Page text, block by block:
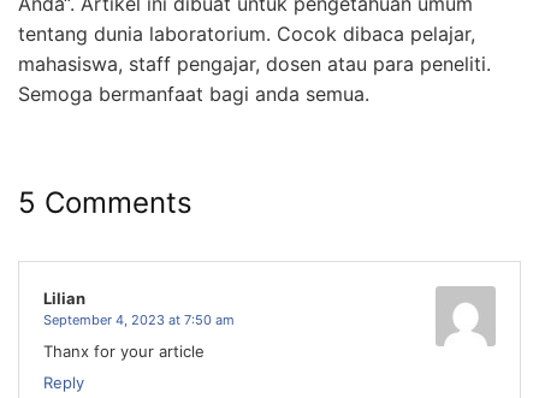
tentang dunia laboratorium. Cocok dibaca pelajar,
mahasiswa, staff pengajar, dosen atau para peneliti.
Semoga bermanfaat bagi anda semua.
5 Comments
Lilian
September 4, 2023 at 7:50 am
Thanx for your article
Reply